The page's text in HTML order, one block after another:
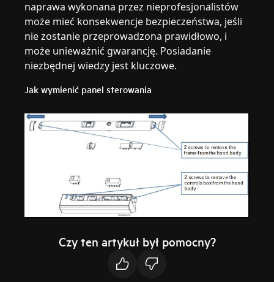
naprawa wykonana przez nieprofesjonalistów
może mieć konsekwencje bezpieczeństwa, jeśli
nie zostanie przeprowadzona prawidłowo, i
może unieważnić gwarancję. Posiadanie
niezbędnej wiedzy jest kluczowe.
Jak wymienić panel sterowania
Czy ten artykuł był pomocny?